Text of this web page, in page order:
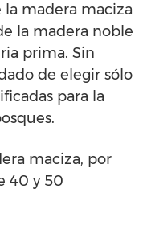
la madera maciza
la madera noble
prima. Sin
de elegir sólo
para la
maciza, por
40 y 50